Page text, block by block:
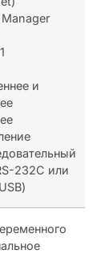
Manager
и
232C или